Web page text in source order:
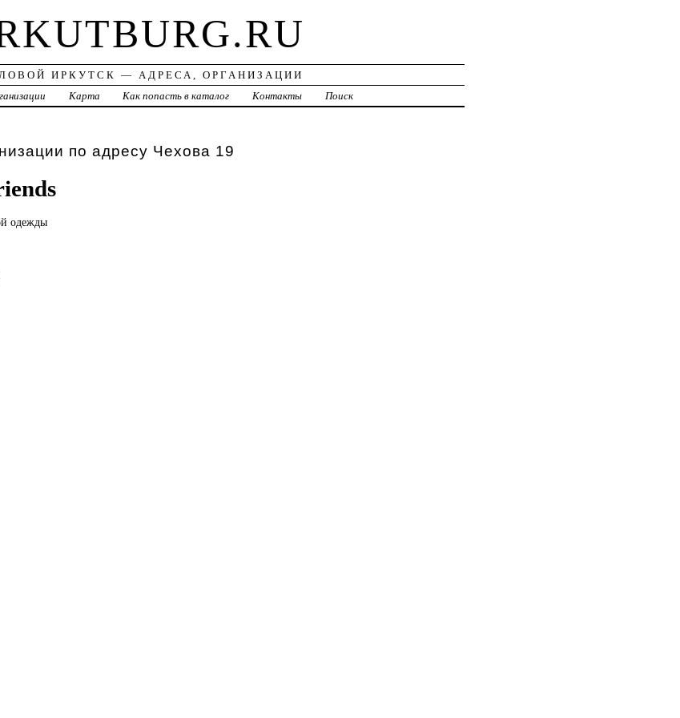
ИРКУТСК — АДРЕСА, ОРГАНИЗАЦИИ
Карта Как попасть в каталог Контакты Поиск
по адресу Чехова 19
одежды